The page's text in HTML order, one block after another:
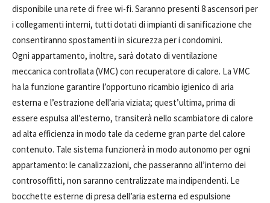
disponibile una rete di free wi-fi. Saranno presenti 8 ascensori per
i collegamenti interni, tutti dotati di impianti di sanificazione che
consentiranno spostamenti in sicurezza per i condomini.
Ogni appartamento, inoltre, sarà dotato di ventilazione
meccanica controllata (VMC) con recuperatore di calore. La VMC
ha la funzione garantire l’opportuno ricambio igienico di aria
esterna e l’estrazione dell’aria viziata; quest’ultima, prima di
essere espulsa all’esterno, transiterà nello scambiatore di calore
ad alta efficienza in modo tale da cederne gran parte del calore
contenuto. Tale sistema funzionerà in modo autonomo per ogni
appartamento: le canalizzazioni, che passeranno all’interno dei
controsoffitti, non saranno centralizzate ma indipendenti. Le
bocchette esterne di presa dell’aria esterna ed espulsione